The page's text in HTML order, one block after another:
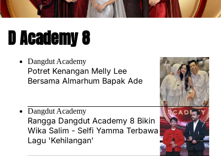
D Academy 8
Dangdut Academy
Potret Kenangan Melly Lee
Bersama Almarhum Bapak Ade
Dangdut Academy
Rangga Dangdut Academy 8 Bikin
Wika Salim - Selfi Yamma Terbawa
Lagu 'Kehilangan'